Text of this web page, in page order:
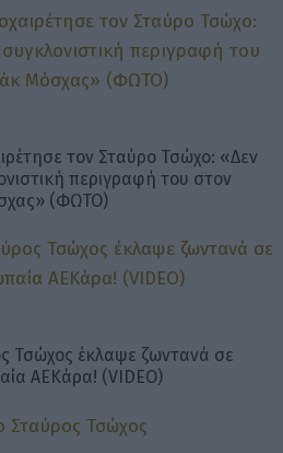
τον Σταύρο Τσώχο: «Δεν
περιγραφή του στον
(ΦΩΤΟ)
Τσώχος έκλαψε ζωντανά σε
ΑΕΚάρα! (VIDEO)